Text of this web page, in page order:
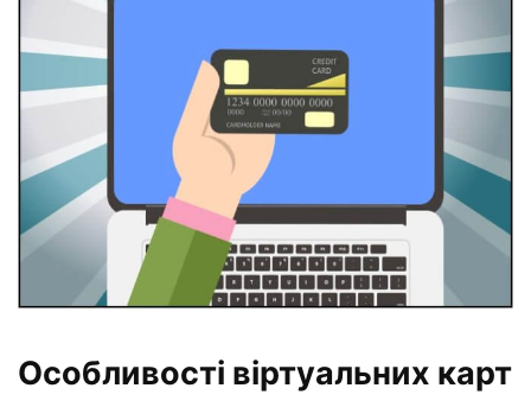
Особливості віртуальних карт